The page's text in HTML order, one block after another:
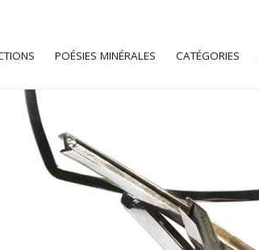
POÉSIES MINÉRALES CATÉGORIES